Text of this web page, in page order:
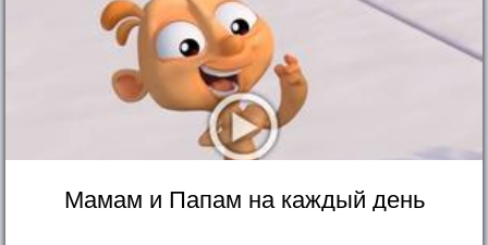
Мамам и Папам на каждый день